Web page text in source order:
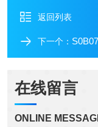
返回列表
下一个：
在线留言
ONLINE